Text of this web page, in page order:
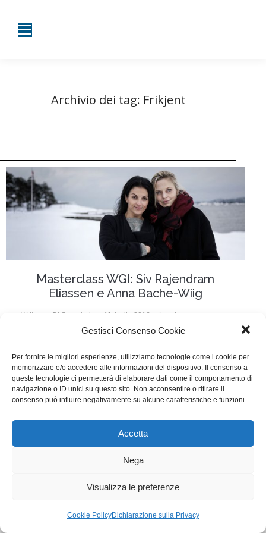
Gestisci Consenso Cookie
Per fornire le migliori esperienze, utilizziamo tecnologie come i cookie per
memorizzare e/o accedere alle informazioni del dispositivo. Il consenso a
queste tecnologie ci permetterà di elaborare dati come il comportamento di
navigazione o ID unici su questo sito. Non acconsentire o ritirare il
consenso può influire negativamente su alcune caratteristiche e funzioni.
Accetta
Nega
Visualizza le preferenze
Cookie PolicyDichiarazione sulla Privacy
Archivio dei tag: Frikjent
Masterclass WGI: Siv Rajendram
Eliassen e Anna Bache-Wiig
Writers Di Segreteria 11 Aprile 2016 Lascia un commento
Acquitted. Saranno le protagoniste della Masterclass
sul Drama all’interno del NFF il 21 aprile alle ore 9.30
+39 347 2461036
segreteria@writersguilditalia.it
WGItalia
Cookie & Privacy Policy